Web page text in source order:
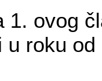
1. ovog
roku